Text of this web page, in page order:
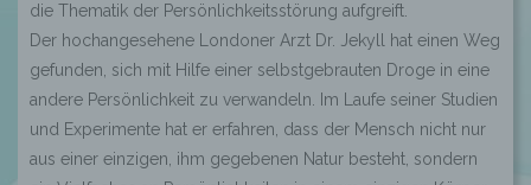
die Thematik der Persönlichkeitsstörung aufgreift.
Der hochangesehene Londoner Arzt Dr. Jekyll hat einen Weg
gefunden, sich mit Hilfe einer selbstgebrauten Droge in eine
andere Persönlichkeit zu verwandeln. Im Laufe seiner Studien
und Experimente hat er erfahren, dass der Mensch nicht nur
aus einer einzigen, ihm gegebenen Natur besteht, sondern